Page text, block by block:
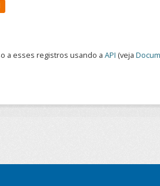
a esses registros usando a API (veja